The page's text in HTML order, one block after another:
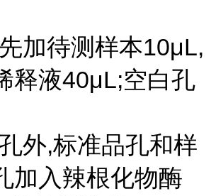
加待测样本10μL,
释液40μL;空白孔
外,标准品孔和样
加入辣根化物酶